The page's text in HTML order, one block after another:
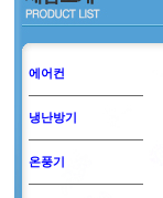
에어컨
냉난방기
온풍기